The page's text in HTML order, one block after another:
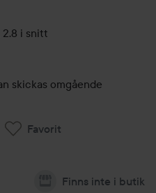
2.8 i snitt
skickas omgående
Favorit
Finns inte i butik